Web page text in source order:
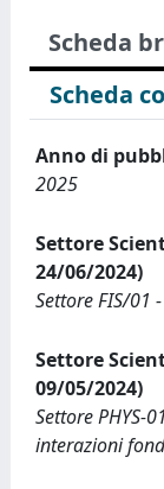
Scheda
Scheda
Anno di
2025
Settore
24/06/2024)
Settore FIS/01
Settore
09/05/2024)
Settore PHYS-
interazioni